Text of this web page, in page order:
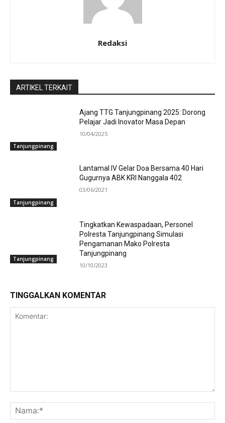
Redaksi
ARTIKEL TERKAIT
Tanjungpinang
Ajang TTG Tanjungpinang 2025: Dorong
Pelajar Jadi Inovator Masa Depan
10/04/2025
Tanjungpinang
Lantamal IV Gelar Doa Bersama 40 Hari
Gugurnya ABK KRI Nanggala 402
03/06/2021
Tanjungpinang
Tingkatkan Kewaspadaan, Personel
Polresta Tanjungpinang Simulasi
Pengamanan Mako Polresta
Tanjungpinang
10/10/2023
TINGGALKAN KOMENTAR